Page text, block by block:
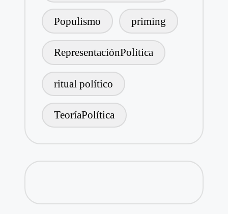
Populismo priming
RepresentaciónPolítica
ritual político
TeoríaPolítica